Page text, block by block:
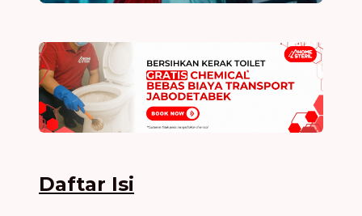
Daftar Isi